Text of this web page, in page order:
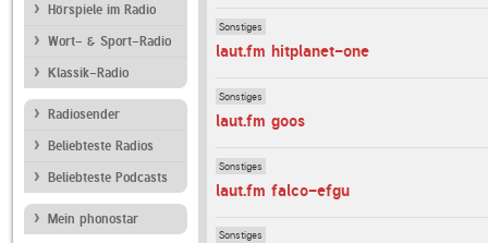
Hörspiele im Radio
Wort- & Sport-Radio
Klassik-Radio
Radiosender
Beliebteste Radios
Beliebteste Podcasts
Mein phonostar
Sonstiges
laut.fm hitplanet-one
Sonstiges
laut.fm goos
Sonstiges
laut.fm falco-efgu
Sonstiges